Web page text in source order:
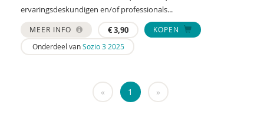
Catelijne Akkermans
Alaoui Alaoui
Gerard Alderliefste
ervaringsdeskundigen en/of professionals...
MEER INFO €3,90
KOPEN
Onderdeel vanSozio 3 2025
« 1 »